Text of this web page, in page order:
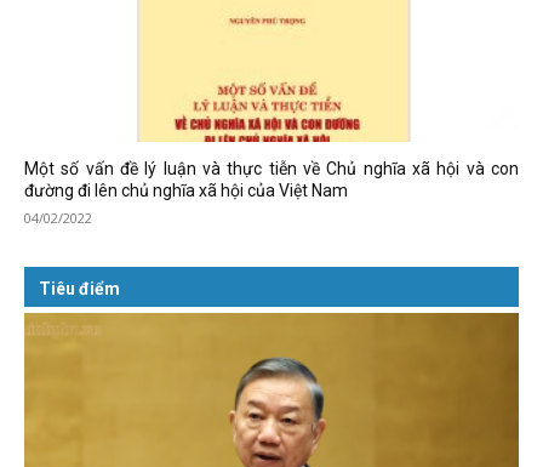
Một số vấn đề lý luận và thực tiễn về Chủ nghĩa xã hội và con
đường đi lên chủ nghĩa xã hội của Việt Nam
04/02/2022
Tiêu điểm